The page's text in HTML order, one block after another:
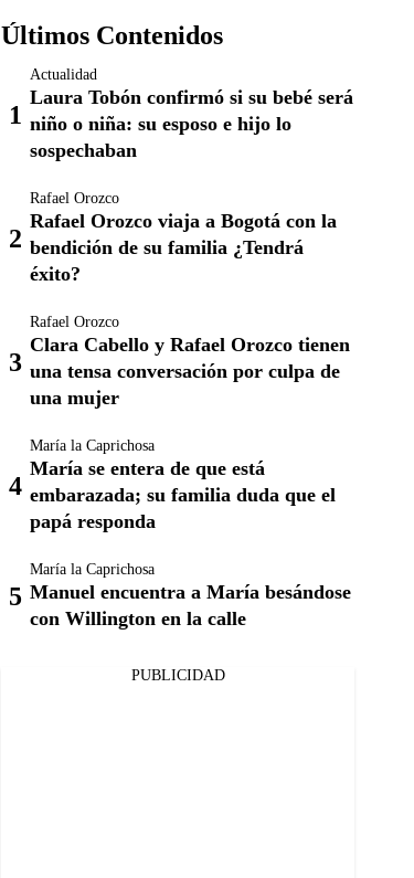
Últimos Contenidos
Actualidad
Laura Tobón confirmó si su bebé será
niño o niña: su esposo e hijo lo
sospechaban
Rafael Orozco
Rafael Orozco viaja a Bogotá con la
bendición de su familia ¿Tendrá
éxito?
Rafael Orozco
Clara Cabello y Rafael Orozco tienen
una tensa conversación por culpa de
una mujer
María la Caprichosa
María se entera de que está
embarazada; su familia duda que el
papá responda
María la Caprichosa
Manuel encuentra a María besándose
con Willington en la calle
PUBLICIDAD